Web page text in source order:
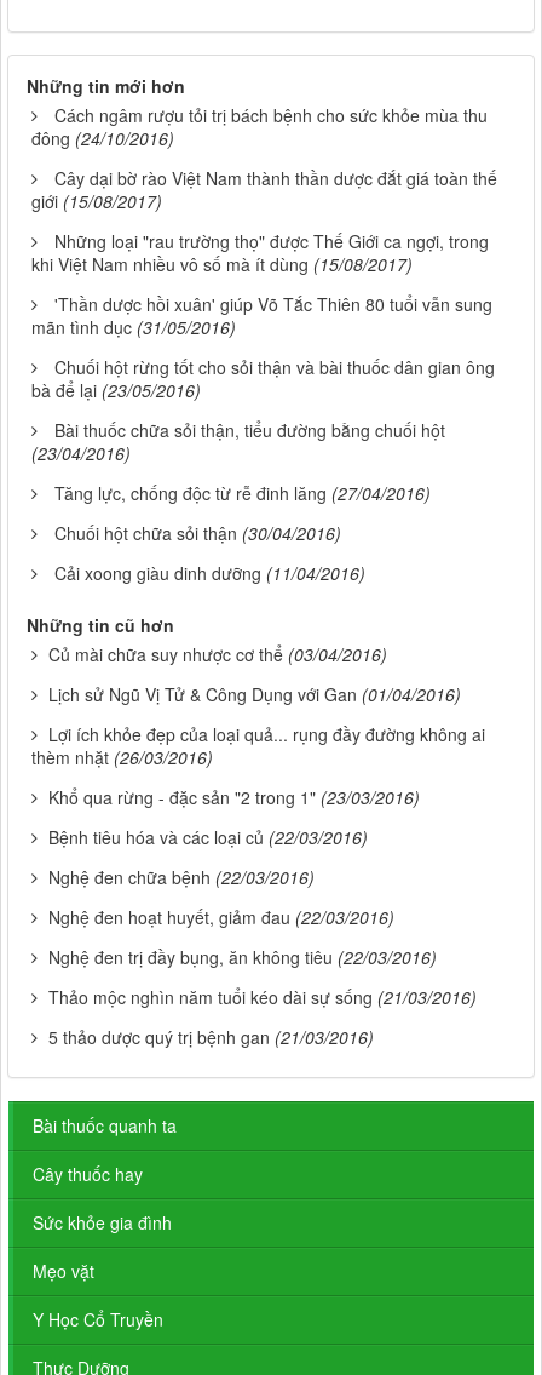
Những tin mới hơn
Cách ngâm rượu tỏi trị bách bệnh cho sức khỏe mùa thu
đông (24/10/2016)
Cây dại bờ rào Việt Nam thành thần dược đắt giá toàn thế
giới (15/08/2017)
Những loại "rau trường thọ" được Thế Giới ca ngợi, trong
khi Việt Nam nhiều vô số mà ít dùng (15/08/2017)
'Thần dược hồi xuân' giúp Võ Tắc Thiên 80 tuổi vẫn sung
mãn tình dục (31/05/2016)
Chuối hột rừng tốt cho sỏi thận và bài thuốc dân gian ông
bà để lại (23/05/2016)
Bài thuốc chữa sỏi thận, tiểu đường bằng chuối hột
(23/04/2016)
Tăng lực, chống độc từ rễ đinh lăng (27/04/2016)
Chuối hột chữa sỏi thận (30/04/2016)
Cải xoong giàu dinh dưỡng (11/04/2016)
Những tin cũ hơn
Củ mài chữa suy nhược cơ thể (03/04/2016)
Lịch sử Ngũ Vị Tử & Công Dụng với Gan (01/04/2016)
Lợi ích khỏe đẹp của loại quả... rụng đầy đường không ai
thèm nhặt (26/03/2016)
Khổ qua rừng - đặc sản "2 trong 1" (23/03/2016)
Bệnh tiêu hóa và các loại củ (22/03/2016)
Nghệ đen chữa bệnh (22/03/2016)
Nghệ đen hoạt huyết, giảm đau (22/03/2016)
Nghệ đen trị đầy bụng, ăn không tiêu (22/03/2016)
Thảo mộc nghìn năm tuổi kéo dài sự sống (21/03/2016)
5 thảo dược quý trị bệnh gan (21/03/2016)
Bài thuốc quanh ta
Cây thuốc hay
Sức khỏe gia đình
Mẹo vặt
Y Học Cổ Truyền
Thực Dưỡng